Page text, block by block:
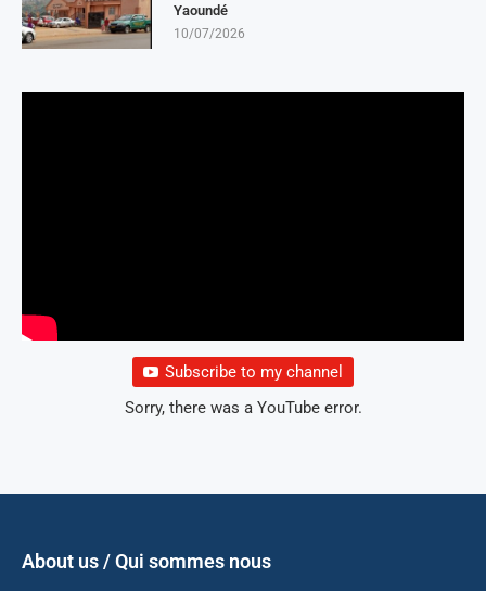
Yaoundé
10/07/2026
Subscribe to my channel
Sorry, there was a YouTube error.
About us / Qui sommes nous